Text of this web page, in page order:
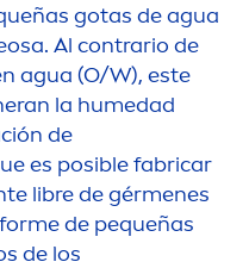
gotas de agua
Al contrario de
agua (O/W), este
la humedad
de
es posible fabricar
te libre de gérmenes
de pequeñas
de los